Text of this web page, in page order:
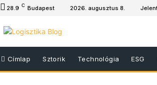
28.9 C Budapest 2026. augusztus 8.
Címlap Sztorik Technológia ESG